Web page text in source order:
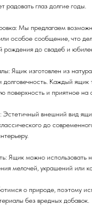
радовать глаз долгие годы.
Мы предлагаем
особое сообщение, что
рождения до свадеб и
Ящик изготовлен из
долговечность. Каждый ящик
поверхность и приятное
Эстетичный внешний вид
до
Ящик можно использовать
мелочей, украшений или
о природе, поэтому
без вредных добавок.